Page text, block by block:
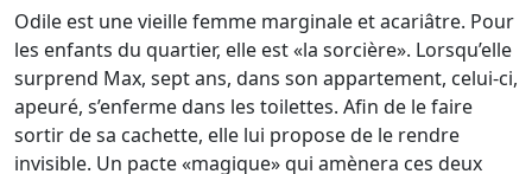
Odile est une vieille femme marginale et acariâtre. Pour
les enfants du quartier, elle est «la sorcière». Lorsqu’elle
surprend Max, sept ans, dans son appartement, celui-ci,
apeuré, s’enferme dans les toilettes. Afin de le faire
sortir de sa cachette, elle lui propose de le rendre
invisible. Un pacte «magique» qui amènera ces deux